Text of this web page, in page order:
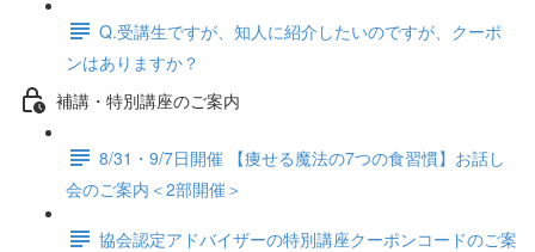
Q.受講生ですが、知人に紹介したいのですが、クーポ
ンはありますか？
補講・特別講座のご案内
8/31・9/7日開催 【痩せる魔法の7つの食習慣】お話し
会のご案内＜2部開催＞
協会認定アドバイザーの特別講座クーポンコードのご案